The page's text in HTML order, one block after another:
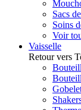
Sacs
Soins
Voir
Vaisselle
Retour vers